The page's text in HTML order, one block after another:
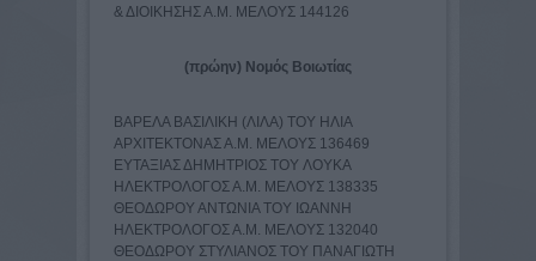
& ΔΙΟΙΚΗΣΗΣ Α.Μ. ΜΕΛΟΥΣ 144126
(πρώην) Νομός Βοιωτίας
ΒΑΡΕΛΑ ΒΑΣΙΛΙΚΗ (ΛΙΛΑ) TOY ΗΛΙΑ
ΑΡΧΙΤΕΚΤΟΝΑΣ Α.Μ. ΜΕΛΟΥΣ 136469
ΕΥΤΑΞΙΑΣ ΔΗΜΗΤΡΙΟΣ TOY ΛΟΥΚΑ
ΗΛΕΚΤΡΟΛΟΓΟΣ Α.Μ. ΜΕΛΟΥΣ 138335
ΘΕΟΔΩΡΟΥ ΑΝΤΩΝΙΑ TOY ΙΩΑΝΝH
ΗΛΕΚΤΡΟΛΟΓΟΣ Α.Μ. ΜΕΛΟΥΣ 132040
ΘΕΟΔΩΡΟΥ ΣΤΥΛΙΑΝΟΣ TOY ΠΑΝΑΓΙΩΤΗ